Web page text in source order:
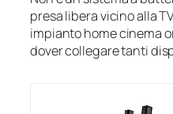
presa libera vicino alla
impianto home cinema
dover collegare tanti